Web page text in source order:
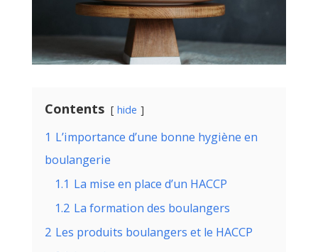
Contents hide
1 L’importance d’une bonne hygiène en
boulangerie
1.1 La mise en place d’un HACCP
1.2 La formation des boulangers
2 Les produits boulangers et le HACCP